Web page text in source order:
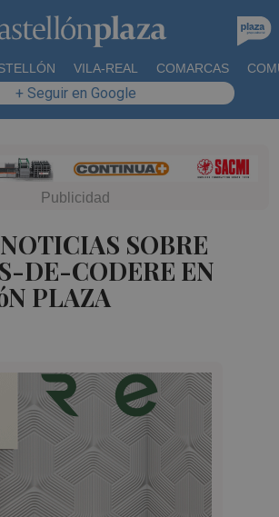
VILA-REAL COMARCAS
+ Seguir en Google
SOBRE
DE-CODERE EN
PLAZA